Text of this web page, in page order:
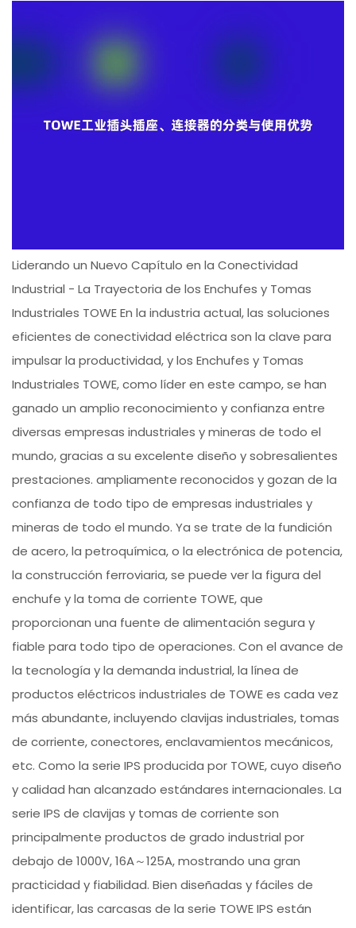
Liderando un Nuevo Capítulo en la Conectividad
Industrial - La Trayectoria de los Enchufes y Tomas
Industriales TOWE En la industria actual, las soluciones
eficientes de conectividad eléctrica son la clave para
impulsar la productividad, y los Enchufes y Tomas
Industriales TOWE, como líder en este campo, se han
ganado un amplio reconocimiento y confianza entre
diversas empresas industriales y mineras de todo el
mundo, gracias a su excelente diseño y sobresalientes
prestaciones. ampliamente reconocidos y gozan de la
confianza de todo tipo de empresas industriales y
mineras de todo el mundo. Ya se trate de la fundición
de acero, la petroquímica, o la electrónica de potencia,
la construcción ferroviaria, se puede ver la figura del
enchufe y la toma de corriente TOWE, que
proporcionan una fuente de alimentación segura y
fiable para todo tipo de operaciones. Con el avance de
la tecnología y la demanda industrial, la línea de
productos eléctricos industriales de TOWE es cada vez
más abundante, incluyendo clavijas industriales, tomas
de corriente, conectores, enclavamientos mecánicos,
etc. Como la serie IPS producida por TOWE, cuyo diseño
y calidad han alcanzado estándares internacionales. La
serie IPS de clavijas y tomas de corriente son
principalmente productos de grado industrial por
debajo de 1000V, 16A～125A, mostrando una gran
practicidad y fiabilidad. Bien diseñadas y fáciles de
identificar, las carcasas de la serie TOWE IPS están